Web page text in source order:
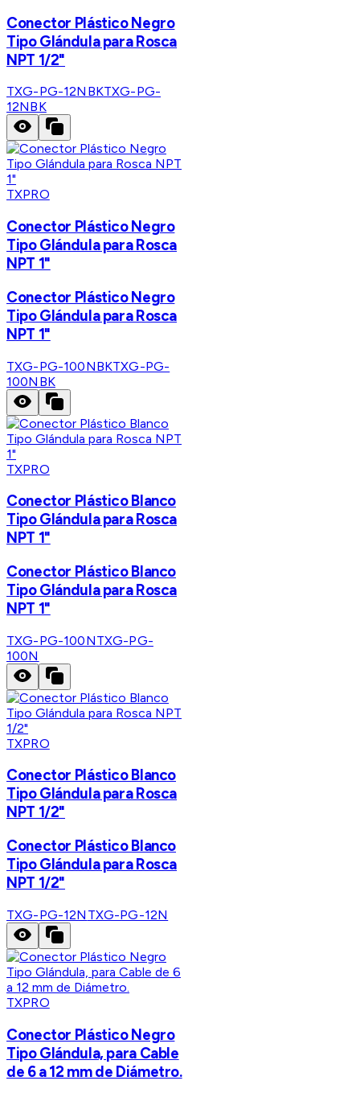
Conector Plástico Negro
Tipo Glándula para Rosca
NPT 1/2"
TXG-PG-12NBKTXG-PG-
12NBK
TXPRO
Conector Plástico Negro
Tipo Glándula para Rosca
NPT 1"
Conector Plástico Negro
Tipo Glándula para Rosca
NPT 1"
TXG-PG-100NBKTXG-PG-
100NBK
TXPRO
Conector Plástico Blanco
Tipo Glándula para Rosca
NPT 1"
Conector Plástico Blanco
Tipo Glándula para Rosca
NPT 1"
TXG-PG-100NTXG-PG-
100N
TXPRO
Conector Plástico Blanco
Tipo Glándula para Rosca
NPT 1/2"
Conector Plástico Blanco
Tipo Glándula para Rosca
NPT 1/2"
TXG-PG-12N TXG-PG-12N
TXPRO
Conector Plástico Negro
Tipo Glándula, para Cable
de 6 a 12 mm de Diámetro.